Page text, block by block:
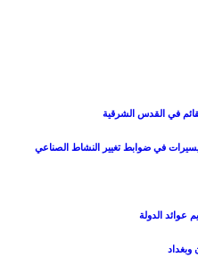
في القدس الشرقية
في ضوابط تغيير النشاط الصناعي
عوائد الدولة
وبغداد